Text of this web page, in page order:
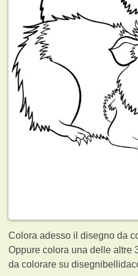
Colora adesso il disegno da
Oppure colora una delle altre
da colorare su